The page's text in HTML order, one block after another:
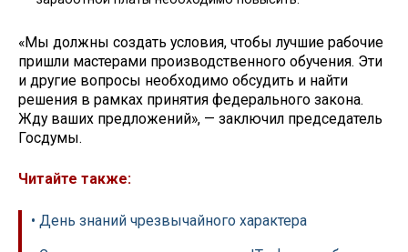
«Мы должны создать условия, чтобы лучшие рабочие
пришли мастерами производственного обучения. Эти
и другие вопросы необходимо обсудить и найти
решения в рамках принятия федерального закона.
Жду ваших предложений», — заключил председатель
Госдумы.
Читайте также:
• День знаний чрезвычайного характера